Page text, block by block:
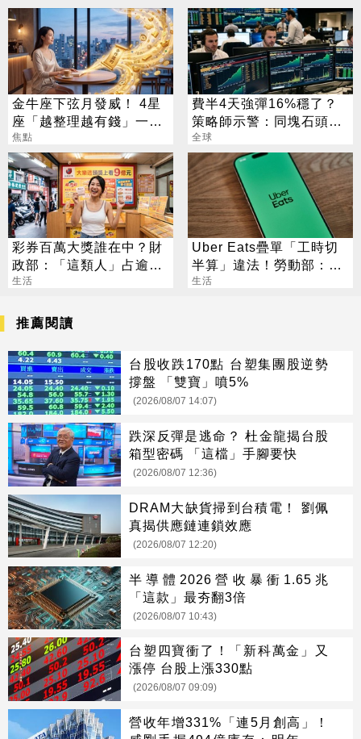
金牛座下弦月發威！ 4星
座「越整理越有錢」一路
旺運到10月
焦點
費半4天強彈16%穩了？
策略師示警：同塊石頭不
會絆2次
全球
彩券百萬大獎誰在中？財
政部：「這類人」占逾6
成
生活
Uber Eats疊單「工時切
半算」違法！勞動部：每
案可罰2萬
生活
推薦閱讀
台股收跌170點 台塑集團股逆勢
撐盤 「雙寶」噴5%
(2026/08/07 14:07)
跌深反彈是逃命？ 杜金龍揭台股
箱型密碼 「這檔」手腳要快
(2026/08/07 12:36)
DRAM大缺貨掃到台積電！ 劉佩
真揭供應鏈連鎖效應
(2026/08/07 12:20)
半導體2026營收暴衝1.65兆
「這款」最夯翻3倍
(2026/08/07 10:43)
台塑四寶衝了！「新科萬金」又
漲停 台股上漲330點
(2026/08/07 09:09)
營收年增331%「連5月創高」！